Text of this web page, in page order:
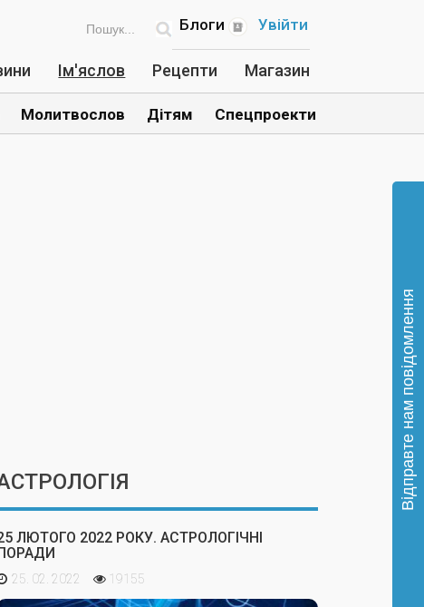
Увійти
Блоги
Ім'яслов Рецепти Магазин
Молитвослов Дітям Спецпроекти
ЛЮТОГО 2022 РОКУ. АСТРОЛОГІЧНІ
25. 02. 2022 19155
Відправте нам повідомлення